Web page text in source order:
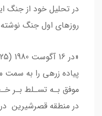
در تحلیل خود از جنگ
روزهای اول جنگ
ﭘﯿﺎده زرﻫﯽ را ﺑﻪ ﺳﻤﺖ
ﻣﻮﻓﻖ ﺑـﻪ ﺗﺴـﻠﻂ ﺑـﺮ
در منطقه قصرشیرین